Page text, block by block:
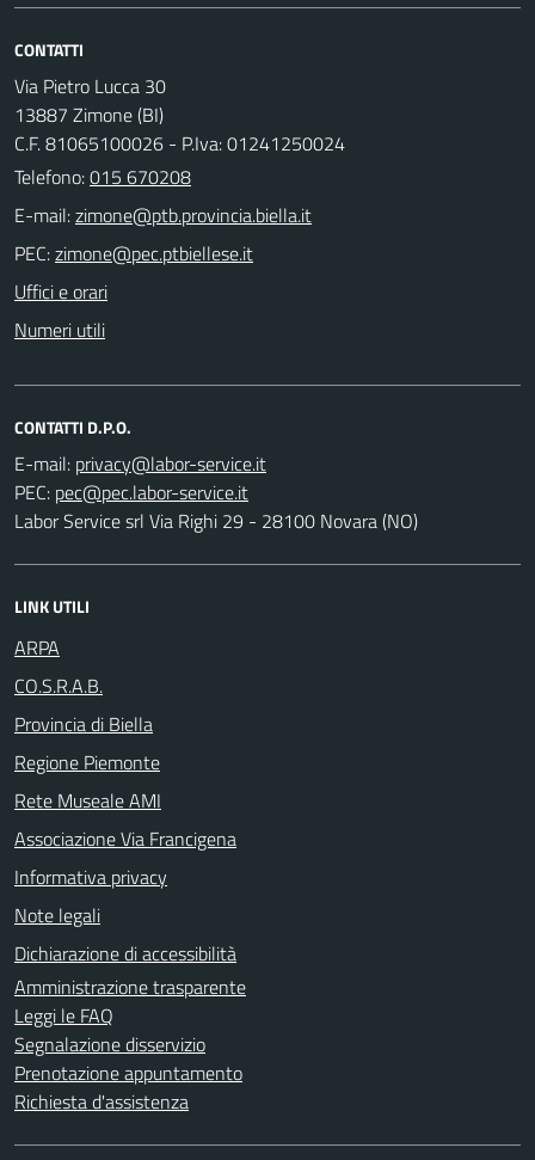
CONTATTI
Via Pietro Lucca 30
13887 Zimone (BI)
C.F. 81065100026 - P.Iva: 01241250024
Telefono:015 670208
E-mail:
PEC:
Uffici e orari
Numeri utili
CONTATTI D.P.O.
E-mail:
PEC:
Labor Service srl Via Righi 29 - 28100 Novara (NO)
LINK UTILI
ARPA
CO.S.R.A.B.
Provincia di Biella
Regione Piemonte
Rete Museale AMI
Associazione Via Francigena
Informativa privacy
Note legali
Dichiarazione di accessibilità
Amministrazione trasparente
Leggi le FAQ
Segnalazione disservizio
Prenotazione appuntamento
Richiesta d'assistenza